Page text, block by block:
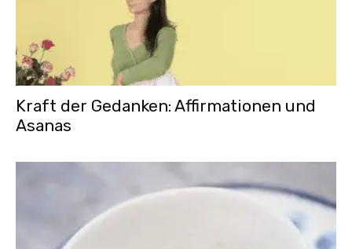
Kraft der Gedanken: Affirmationen und
Asanas